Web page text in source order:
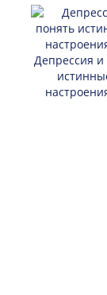
Депрессия